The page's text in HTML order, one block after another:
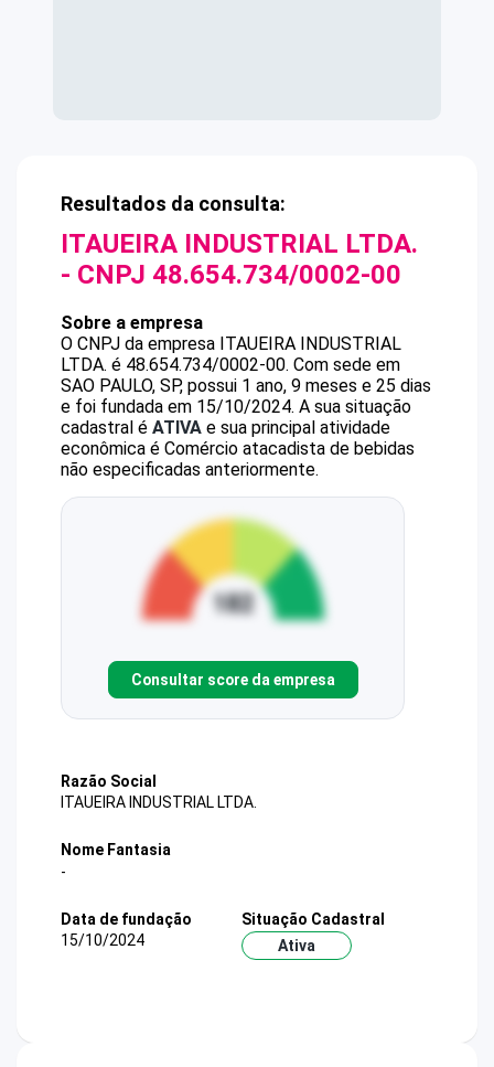
Resultados da consulta:
ITAUEIRA INDUSTRIAL LTDA.
- CNPJ 48.654.734/0002-00
Sobre a empresa
O CNPJ da empresa ITAUEIRA INDUSTRIAL
LTDA. é 48.654.734/0002-00. Com sede em
SAO PAULO, SP, possui 1 ano, 9 meses e 25 dias
e foi fundada em 15/10/2024. A sua situação
cadastral é ATIVA e sua principal atividade
econômica é Comércio atacadista de bebidas
não especificadas anteriormente.
Consultar score da empresa
Razão Social
ITAUEIRA INDUSTRIAL LTDA.
Nome Fantasia
-
Data de fundação
15/10/2024
Situação Cadastral
Ativa